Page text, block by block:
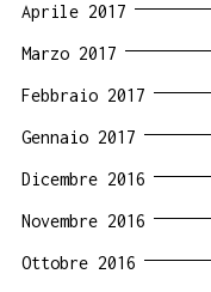
Aprile 2017
Marzo 2017
Febbraio 2017
Gennaio 2017
Dicembre 2016
Novembre 2016
Ottobre 2016